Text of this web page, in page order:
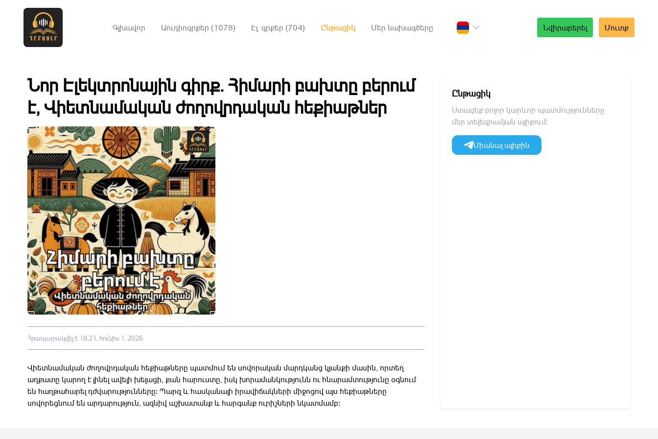
Նվիրաբերել Մուտք
Գլխավոր Աուդիոգրքեր (1078) Էլ. գրքեր (704) Ընթացիկ Մեր նախագծերը
Նոր Էլեկտրոնային գիրք․ Հիմարի բախտը բերում
է, Վիետնամական ժողովրդական հեքիաթներ
Հրապարակվել է 18:21, հունիս 1, 2026
Վիետնամական ժողովրդական հեքիաթները պատմում են սովորական մարդկանց կյանքի մասին, որտեղ
աղքատը կարող է լինել ավելի խելացի, քան հարուստը, իսկ խորամանկությունն ու հնարամտությունը օգնում
են հաղթահարել դժվարությունները։ Պարզ և հասկանալի իրավիճակների միջոցով այս հեքիաթները
սովորեցնում են արդարություն, ազնիվ աշխատանք և հարգանք ուրիշների նկատմամբ։
Ընթացիկ
Ստացեք բոլոր կարևոր պատմությունները
մեր տելեգրամյան ալիքում։
Միանալ ալիքին